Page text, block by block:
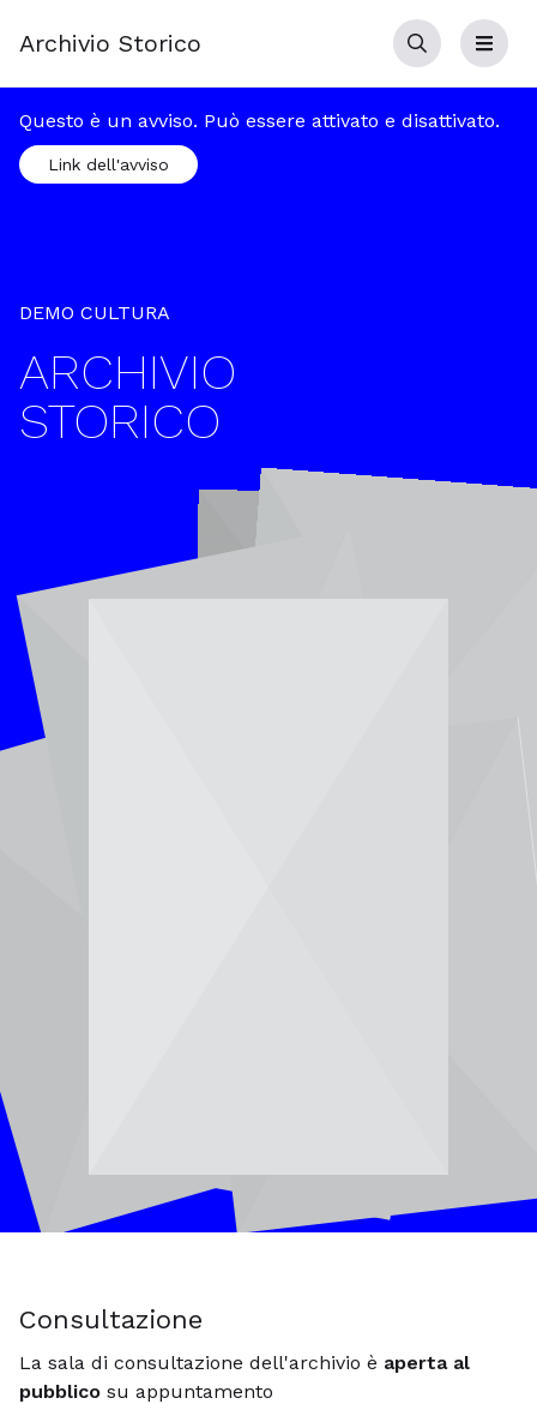
Archivio Storico Cerca Menu
Questo è un avviso. Può essere attivato e disattivato.
Link dell'avviso
DEMO CULTURA
ARCHIVIO
STORICO
Consultazione
La sala di consultazione dell'archivio è aperta al
pubblico su appuntamento